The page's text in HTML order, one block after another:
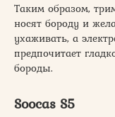
Таким образом,
носят бороду и
ухаживать, а
предпочитает
бороды.
Soocas S5